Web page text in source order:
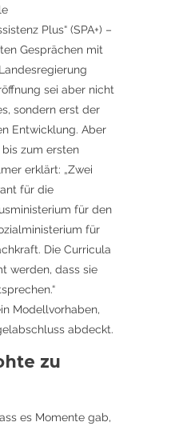
Plus“ (SPA+) –
Gesprächen mit
sei aber nicht
sondern erst der
Entwicklung. Aber
zum ersten
erklärt: „Zwei
für die
für den
für
Die Curricula
werden, dass sie
Modellvorhaben,
abdeckt.
zu
es Momente gab,